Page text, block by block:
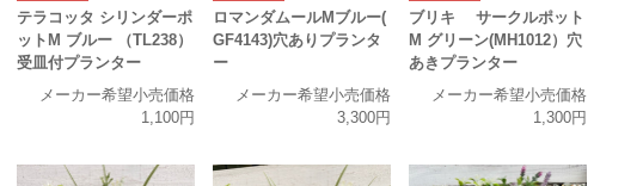
テラコッタ シリンダーポ
ットM ブルー （TL238）
受皿付プランター
メーカー希望小売価格
1,100円
ロマンダムールMブルー(
GF4143)穴ありプランタ
ー
メーカー希望小売価格
3,300円
ブリキ サークルポット
M グリーン(MH1012）穴
あきプランター
メーカー希望小売価格
1,300円